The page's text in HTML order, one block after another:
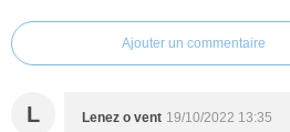
Ajouter un commentaire
L Lenez o vent 19/10/2022 13:35